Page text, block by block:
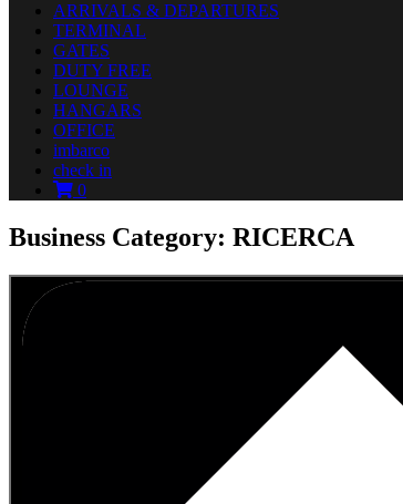
ARRIVALS & DEPARTURES
TERMINAL
GATES
DUTY FREE
LOUNGE
HANGARS
OFFICE
imbarco
check in
0
Business Category: RICERCA